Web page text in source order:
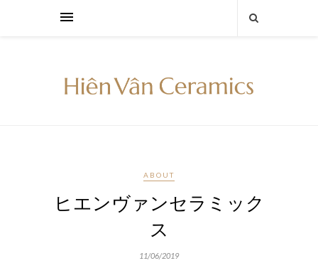
ABOUT
ヒエンヴァンセラミック
ス
11/06/2019